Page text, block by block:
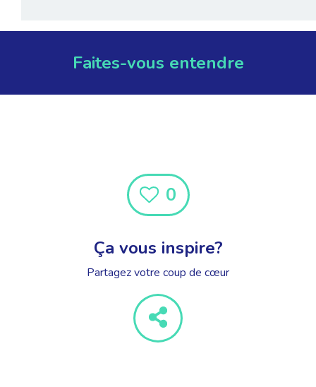
Faites-vous entendre
0
Ça vous inspire?
Partagez votre coup de cœur